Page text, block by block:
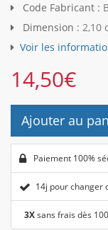
Code Fabricant :
Dimension : 2,10
Voir les
14,50€
Ajouter au
Paiement 100%
14j pour changer
3Xsans frais dès